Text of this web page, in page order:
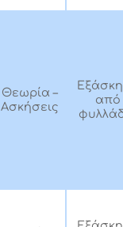
Θεωρία –
Ασκήσεις
από